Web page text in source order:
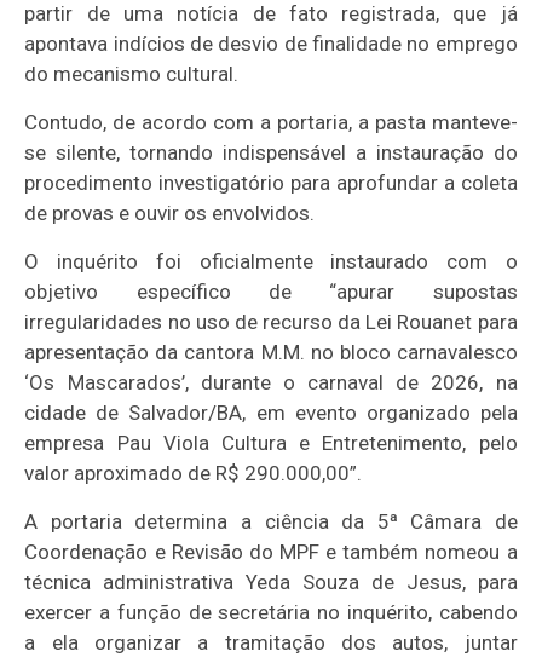
partir de uma notícia de fato registrada, que já
apontava indícios de desvio de finalidade no emprego
do mecanismo cultural.
Contudo, de acordo com a portaria, a pasta manteve-
se silente, tornando indispensável a instauração do
procedimento investigatório para aprofundar a coleta
de provas e ouvir os envolvidos.
O inquérito foi oficialmente instaurado com o
objetivo específico de “apurar supostas
irregularidades no uso de recurso da Lei Rouanet para
apresentação da cantora M.M. no bloco carnavalesco
‘Os Mascarados’, durante o carnaval de 2026, na
cidade de Salvador/BA, em evento organizado pela
empresa Pau Viola Cultura e Entretenimento, pelo
valor aproximado de R$ 290.000,00”.
A portaria determina a ciência da 5ª Câmara de
Coordenação e Revisão do MPF e também nomeou a
técnica administrativa Yeda Souza de Jesus, para
exercer a função de secretária no inquérito, cabendo
a ela organizar a tramitação dos autos, juntar